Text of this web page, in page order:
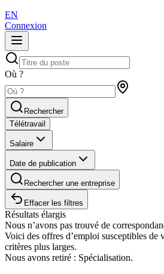
EN
Connexion
Où ?
Rechercher
Télétravail
Salaire
Date de publication
Rechercher une entreprise
Effacer les filtres
Résultats élargis
Nous n’avons pas trouvé de
Voici des offres d’emploi susceptibles de
critères plus larges.
Nous avons retiré : Spécialisation.